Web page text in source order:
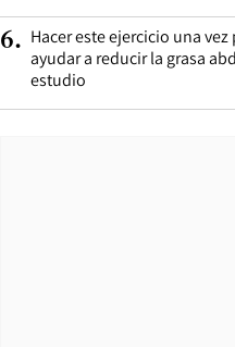
6. Hacer este ejercicio una
ayudar a reducir la grasa
estudio